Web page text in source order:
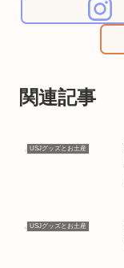
関連記事
USJグッズとお土産
USJグッズとお土産